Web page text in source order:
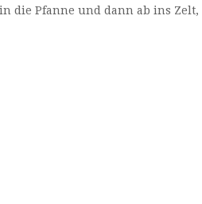
die Pfanne und dann ab ins Zelt,